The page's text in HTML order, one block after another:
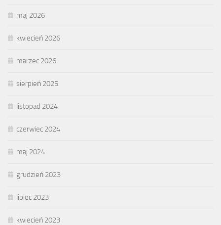
maj 2026
kwiecień 2026
marzec 2026
sierpień 2025
listopad 2024
czerwiec 2024
maj 2024
grudzień 2023
lipiec 2023
kwiecień 2023